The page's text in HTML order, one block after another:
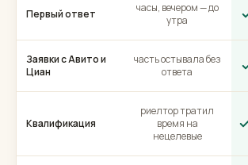
Первый ответ
часы, вечером — до
утра
Заявки с Авито и
Циан
часть остывала без
ответа
Квалификация
риелтор тратил
время на
нецелевые